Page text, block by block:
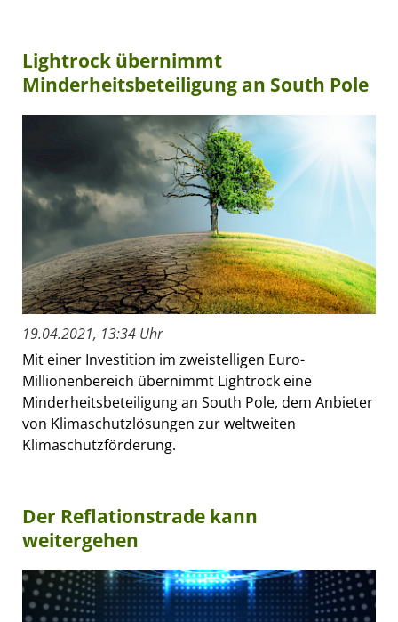
Lightrock übernimmt
Minderheitsbeteiligung an South Pole
19.04.2021, 13:34 Uhr
Mit einer Investition im zweistelligen Euro-
Millionenbereich übernimmt Lightrock eine
Minderheitsbeteiligung an South Pole, dem Anbieter
von Klimaschutzlösungen zur weltweiten
Klimaschutzförderung.
Der Reflationstrade kann
weitergehen